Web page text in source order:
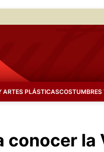
ARTES PLÁSTICASCOSTUMBRES
la